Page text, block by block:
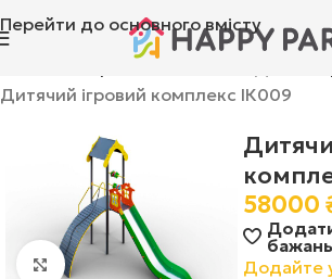
Перейти до основного вмісту
Дитячий ігровий комплекс ІК009
Натисніть, щоб збільшити
58000
бажань
Додайте